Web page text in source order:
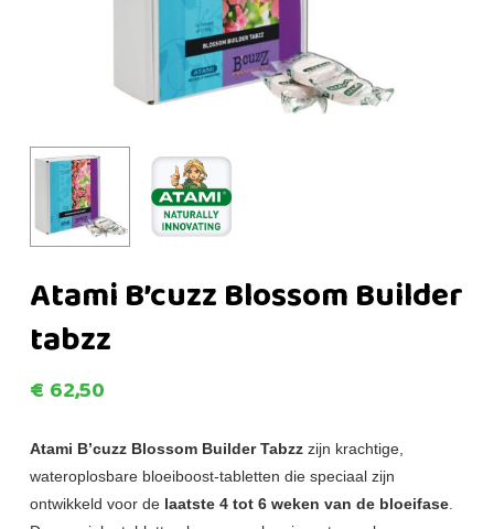
Atami B’cuzz Blossom Builder
tabzz
€ 62,50
Atami B’cuzz Blossom Builder Tabzzzijn krachtige,
wateroplosbare bloeiboost-tabletten die speciaal zijn
ontwikkeld voor de laatste 4 tot 6 weken van de bloeifase.